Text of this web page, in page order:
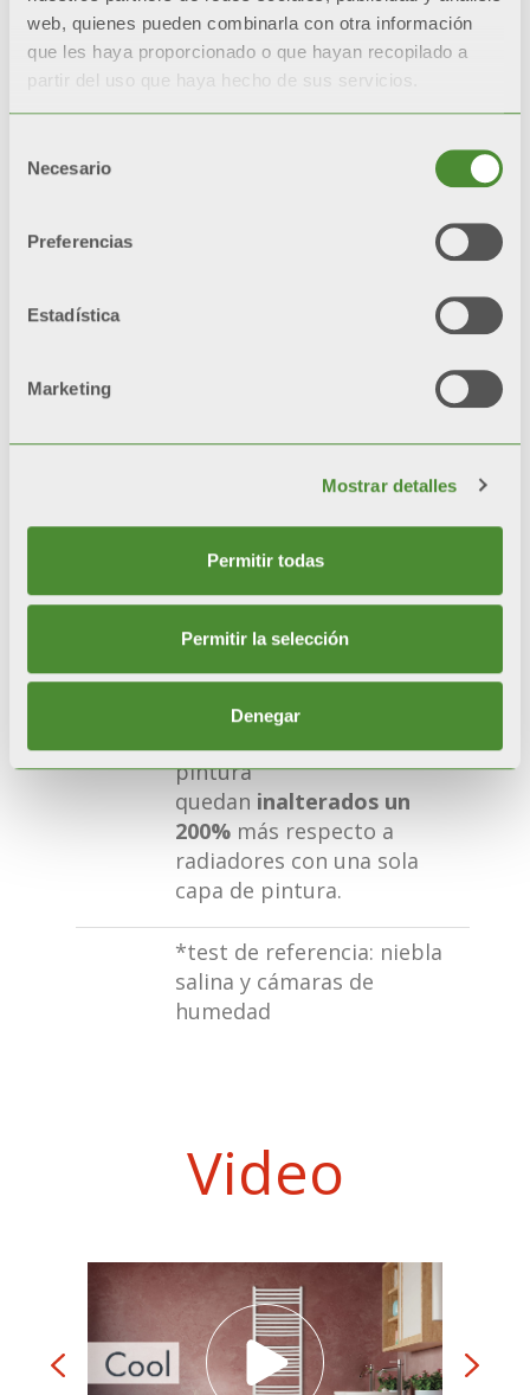
web, quienes pueden combinarla con otra información
que les haya proporcionado o que hayan recopilado a
partir del uso que haya hecho de sus servicios.
Necesario
Preferencias
Estadística
Marketing
Mostrar detalles
Permitir todas
Permitir la selección
Denegar
reduce la necesidad de
mantenimiento, con
consiguiente ahorro de
costos.
garantizados durante 20
Estética, brillo y color se
mantienen a lo largo del
gracias a pre-
tratamientos y a la doble
pintura por anaforesi y
polvos.
RESISTENCIA CERTIFICADA
Durante las pruebas de
corrosión acelerada*, los
pintura
quedan inalterados un
200% más respecto a
radiadores con una sola
capa de pintura.
*test de referencia: niebla
salina y cámaras de
humedad
Video